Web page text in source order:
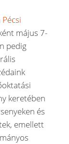
Pécsi
május 7-
pedig
keretében
és
emellett